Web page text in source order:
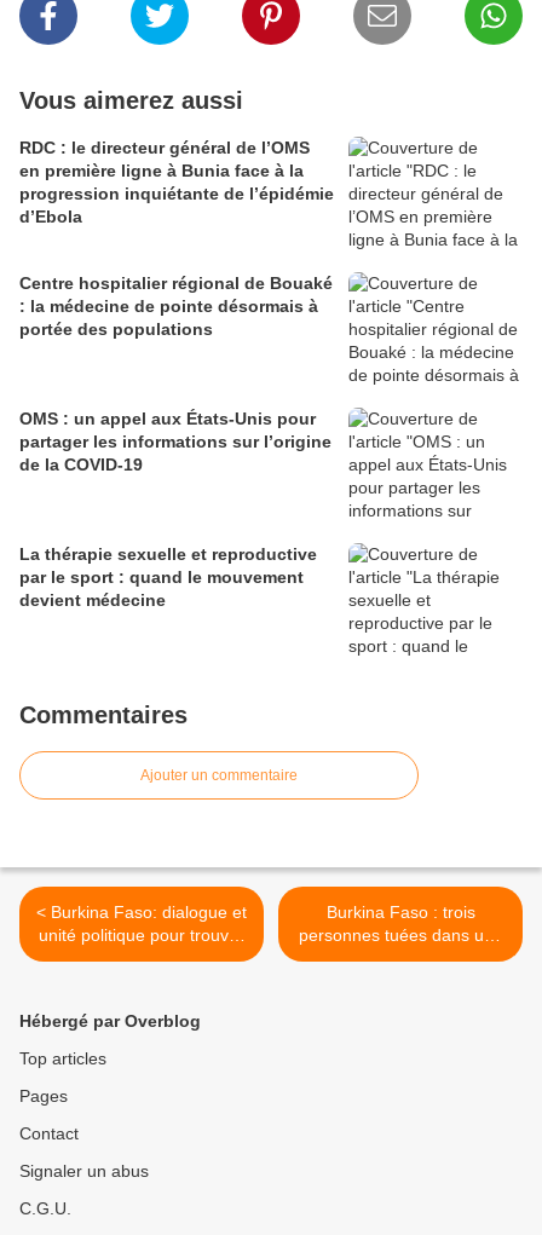
Vous aimerez aussi
RDC : le directeur général de l’OMS
en première ligne à Bunia face à la
progression inquiétante de l’épidémie
d’Ebola
Centre hospitalier régional de Bouaké
: la médecine de pointe désormais à
portée des populations
OMS : un appel aux États-Unis pour
partager les informations sur l’origine
de la COVID-19
La thérapie sexuelle et reproductive
par le sport : quand le mouvement
devient médecine
Commentaires
Ajouter un commentaire
< Burkina Faso: dialogue et
unité politique pour trouver
des solutions au terrorisme
Burkina Faso : trois
personnes tuées dans une
attaque armée dans l’Est >
Hébergé par Overblog
Top articles
Pages
Contact
Signaler un abus
C.G.U.